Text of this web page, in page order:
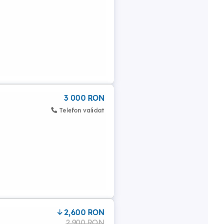
3 000 RON
Telefon validat
2,600 RON